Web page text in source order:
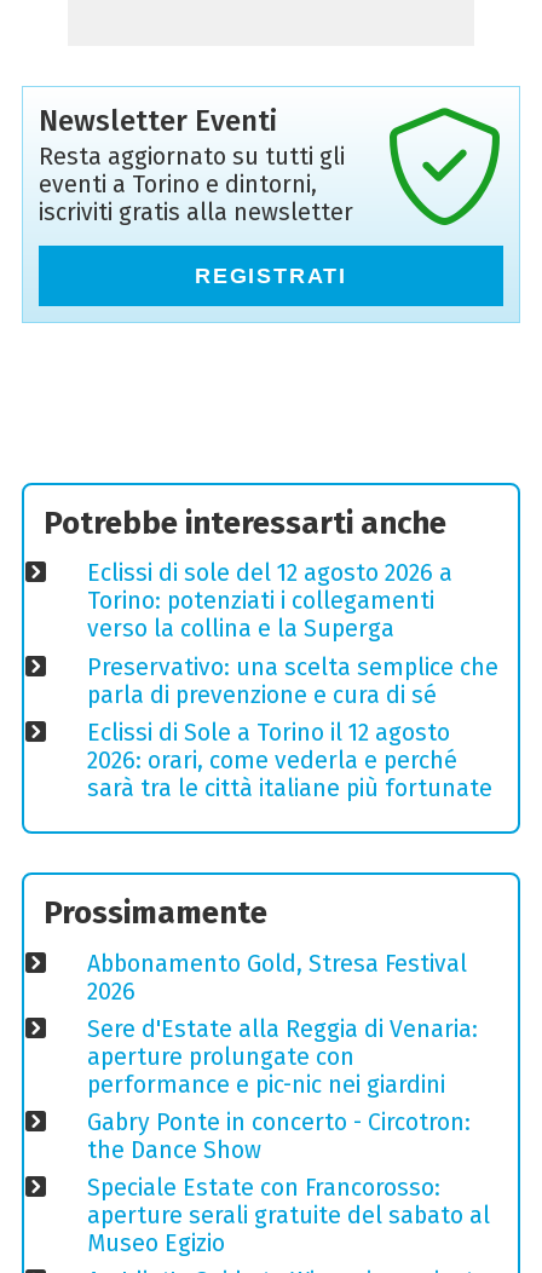
Newsletter Eventi
Resta aggiornato su tutti gli
eventi a Torino e dintorni,
iscriviti gratis alla newsletter
REGISTRATI
Potrebbe interessarti anche
Eclissi di sole del 12 agosto 2026 a
Torino: potenziati i collegamenti
verso la collina e la Superga
Preservativo: una scelta semplice che
parla di prevenzione e cura di sé
Eclissi di Sole a Torino il 12 agosto
2026: orari, come vederla e perché
sarà tra le città italiane più fortunate
Prossimamente
Abbonamento Gold, Stresa Festival
2026
Sere d'Estate alla Reggia di Venaria:
aperture prolungate con
performance e pic-nic nei giardini
Gabry Ponte in concerto - Circotron:
the Dance Show
Speciale Estate con Francorosso:
aperture serali gratuite del sabato al
Museo Egizio